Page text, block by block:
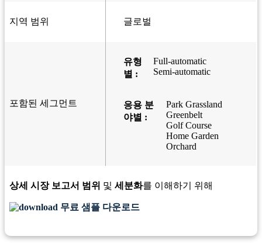
지역 범위 글로벌
포함된 세그먼트
유형
별 :
Full-automatic
Semi-automatic
응용 분
야별 :
Park Grassland
Greenbelt
Golf Course
Home Garden
Orchard
상세 시장 보고서 범위 및 세분화를 이해하기 위해
무료 샘플 다운로드